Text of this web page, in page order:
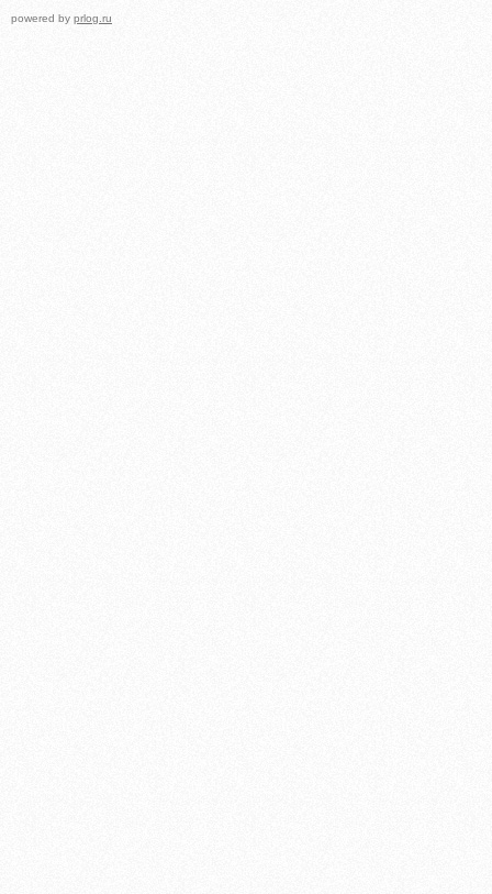
powered by prlog.ru